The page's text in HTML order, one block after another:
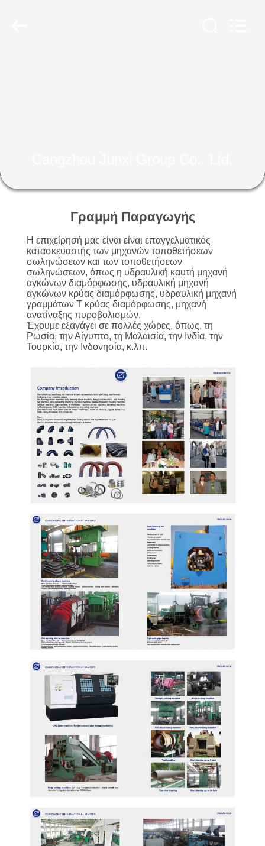
ΠΕΡΊΠΟΥ
ΓΎΡΟΣ
ΕΡΓΟΣΤΑΣΊΩΝ
ΠΟΙΟΤΙΚΌΣ
ΈΛΕΓΧΟΣ
ΕΛΆΤΕ
ΕΠΑΦΉ
ΕΙΔΉΣΕΙΣ
ΖΗΤΉΣΤΕ
ΑΠΌΣΠΑΣΜΑ
SITEMAP
PRIVACY
POLICY
Γραμμή Παραγωγής
Η επιχείρησή μας είναι είναι επαγγελματικός
κατασκευαστής των μηχανών τοποθετήσεων
σωληνώσεων και των τοποθετήσεων
σωληνώσεων, όπως η υδραυλική καυτή μηχανή
αγκώνων διαμόρφωσης, υδραυλική μηχανή
αγκώνων κρύας διαμόρφωσης, υδραυλική μηχανή
γραμμάτων Τ κρύας διαμόρφωσης, μηχανή
ανατίναξης πυροβολισμών.
Έχουμε εξαγάγει σε πολλές χώρες, όπως, τη
Ρωσία, την Αίγυπτο, τη Μαλαισία, την Ινδία, την
Τουρκία, την Ινδονησία, κ.λπ.